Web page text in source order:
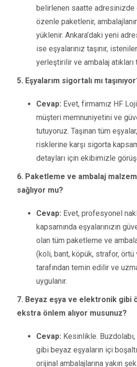
belirlenen saatte adresinizde
özenle paketlenir,
yüklenir. Ankara’daki yeni
ise eşyalarınız taşınır,
yerleştirilir ve ambalaj atıkları
5. Eşyalarım sigortalı mı
Cevap: Evet, firmamız HF
müşteri memnuniyetini ve
tutuyoruz. Taşınan tüm
risklerine karşı sigorta
detayları için ekibimizle
6. Paketleme ve ambalaj
sağlıyor mu?
Cevap: Evet, profesyonel
kapsamında eşyalarınızın
olan tüm paketleme ve
(koli, bant, köpük, strafor, örtü
tarafından temin edilir ve
uygulanır.
7. Beyaz eşya ve elektronik gibi
ekstra önlem alıyor musunuz?
Cevap: Kesinlikle.
gibi beyaz eşyaların içi
orijinal ambalajlarına yakın